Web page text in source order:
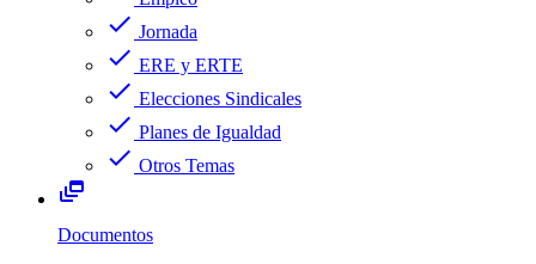
check Jornada
check ERE y ERTE
check Elecciones Sindicales
check Planes de Igualdad
check Otros Temas
dynamic_feed
Documentos